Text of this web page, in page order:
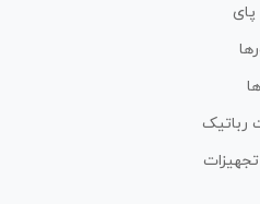
پای
رباتیک
تجهیزات